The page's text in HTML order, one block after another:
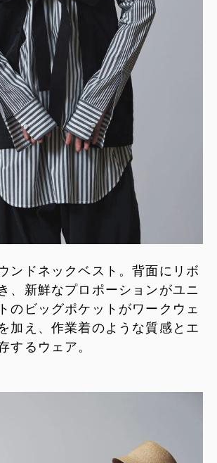
ンドネックベスト。背面にリボ
、新鮮なプロポーションがユニ
のビッグポケットがワークウェ
加え、作業着のような質感とエ
するウェア。